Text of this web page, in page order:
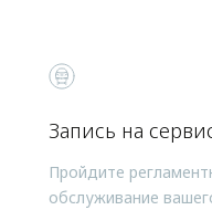
Запись на
Пройдите
обслуживание